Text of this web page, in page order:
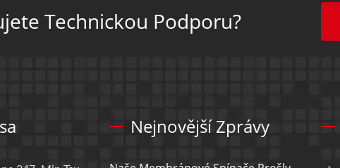
Technickou Podporu?
Nejnovější Zprávy